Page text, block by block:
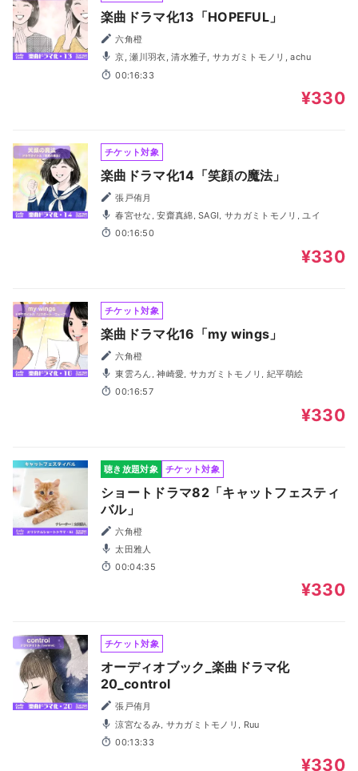
楽曲ドラマ化13「HOPEFUL」
六角橙
京, 瀬川羽衣, 清水雅子, サカガミトモノリ, achu
00:16:33
¥330
チケット対象
楽曲ドラマ化14「笑顔の魔法」
張戸侑月
春宮せな, 安齋真綿, SAGI, サカガミトモノリ, ユイ
00:16:50
¥330
チケット対象
楽曲ドラマ化16「my wings」
六角橙
東雲ろん, 神崎愛, サカガミトモノリ, 紀平萌絵
00:16:57
¥330
聴き放題対象 チケット対象
ショートドラマ82「キャットフェスティ
バル」
六角橙
太田雅人
00:04:35
¥330
チケット対象
オーディオブック_楽曲ドラマ化
20_control
張戸侑月
涼宮なるみ, サカガミトモノリ, Ruu
00:13:33
¥330